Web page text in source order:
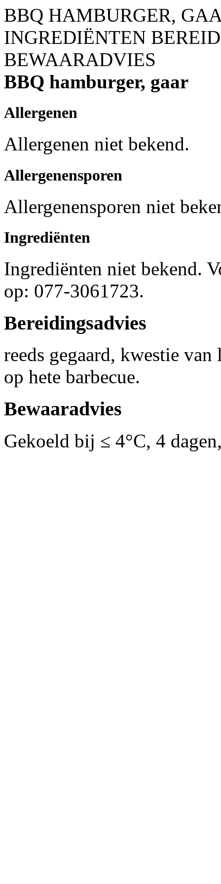
BBQ HAMBURGER,
INGREDIËNTEN
BEWAARADVIES
BBQ hamburger, gaar
Allergenen
Allergenen niet bekend.
Allergenensporen
Allergenensporen niet
Ingrediënten
Ingrediënten niet bekend.
op: 077-3061723.
Bereidingsadvies
reeds gegaard, kwestie
op hete barbecue.
Bewaaradvies
Gekoeld bij ≤ 4°C, 4